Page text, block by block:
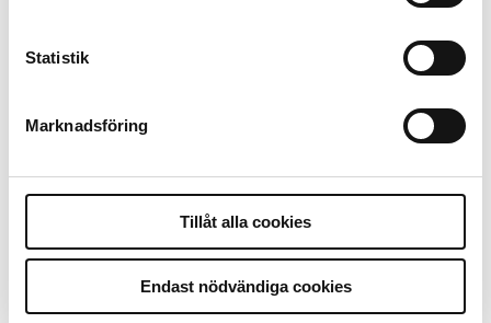
Statistik
Marknadsföring
Tillåt alla cookies
Endast nödvändiga cookies
Polisregionen erkänner fel: ”Kommer att
Desktopannnons